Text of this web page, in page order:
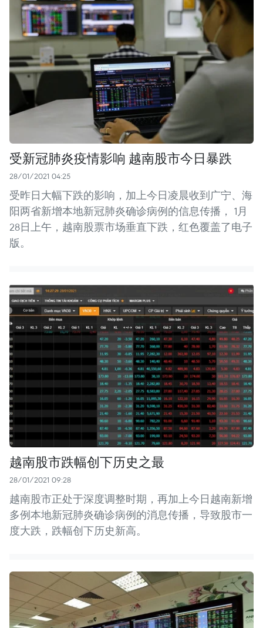
受新冠肺炎疫情影响 越南股市今日暴跌
28/01/2021 04:25
受昨日大幅下跌的影响，加上今日凌晨收到广宁、海
阳两省新增本地新冠肺炎确诊病例的信息传播， 1月
28日上午，越南股票市场垂直下跌，红色覆盖了电子
版。
越南股市跌幅创下历史之最
28/01/2021 09:28
越南股市正处于深度调整时期，再加上今日越南新增
多例本地新冠肺炎确诊病例的消息传播，导致股市一
度大跌，跌幅创下历史新高。